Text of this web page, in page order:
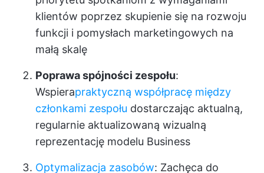
klientów poprzez skupienie się na rozwoju
funkcji i pomysłach marketingowych na
małą skalę
Poprawa spójności zespołu:
Wspierapraktyczną współpracę między
członkami zespołu dostarczając aktualną,
regularnie aktualizowaną wizualną
reprezentację modelu Business
Optymalizacja zasobów: Zachęca do